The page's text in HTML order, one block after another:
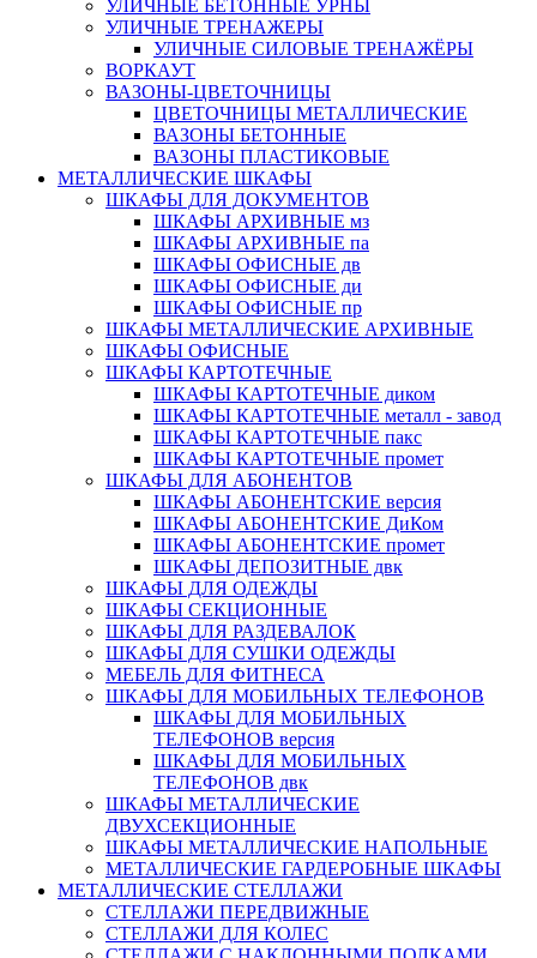
УЛИЧНЫЕ БЕТОННЫЕ УРНЫ
УЛИЧНЫЕ ТРЕНАЖЕРЫ
УЛИЧНЫЕ СИЛОВЫЕ ТРЕНАЖЁРЫ
ВОРКАУТ
ВАЗОНЫ-ЦВЕТОЧНИЦЫ
ЦВЕТОЧНИЦЫ МЕТАЛЛИЧЕСКИЕ
ВАЗОНЫ БЕТОННЫЕ
ВАЗОНЫ ПЛАСТИКОВЫЕ
МЕТАЛЛИЧЕСКИЕ ШКАФЫ
ШКАФЫ ДЛЯ ДОКУМЕНТОВ
ШКАФЫ АРХИВНЫЕ мз
ШКАФЫ АРХИВНЫЕ па
ШКАФЫ ОФИСНЫЕ дв
ШКАФЫ ОФИСНЫЕ ди
ШКАФЫ ОФИСНЫЕ пр
ШКАФЫ МЕТАЛЛИЧЕСКИЕ АРХИВНЫЕ
ШКАФЫ ОФИСНЫЕ
ШКАФЫ КАРТОТЕЧНЫЕ
ШКАФЫ КАРТОТЕЧНЫЕ диком
ШКАФЫ КАРТОТЕЧНЫЕ металл - завод
ШКАФЫ КАРТОТЕЧНЫЕ пакс
ШКАФЫ КАРТОТЕЧНЫЕ промет
ШКАФЫ ДЛЯ АБОНЕНТОВ
ШКАФЫ АБОНЕНТСКИЕ версия
ШКАФЫ АБОНЕНТСКИЕ ДиКом
ШКАФЫ АБОНЕНТСКИЕ промет
ШКАФЫ ДЕПОЗИТНЫЕ двк
ШКАФЫ ДЛЯ ОДЕЖДЫ
ШКАФЫ СЕКЦИОННЫЕ
ШКАФЫ ДЛЯ РАЗДЕВАЛОК
ШКАФЫ ДЛЯ СУШКИ ОДЕЖДЫ
МЕБЕЛЬ ДЛЯ ФИТНЕСА
ШКАФЫ ДЛЯ МОБИЛЬНЫХ ТЕЛЕФОНОВ
ШКАФЫ ДЛЯ МОБИЛЬНЫХ
ТЕЛЕФОНОВ версия
ШКАФЫ ДЛЯ МОБИЛЬНЫХ
ТЕЛЕФОНОВ двк
ШКАФЫ МЕТАЛЛИЧЕСКИЕ
ДВУХСЕКЦИОННЫЕ
ШКАФЫ МЕТАЛЛИЧЕСКИЕ НАПОЛЬНЫЕ
МЕТАЛЛИЧЕСКИЕ ГАРДЕРОБНЫЕ ШКАФЫ
МЕТАЛЛИЧЕСКИЕ СТЕЛЛАЖИ
СТЕЛЛАЖИ ПЕРЕДВИЖНЫЕ
СТЕЛЛАЖИ ДЛЯ КОЛЕС